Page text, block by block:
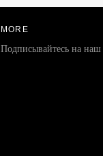
MORE
Подписывайтесь на наш